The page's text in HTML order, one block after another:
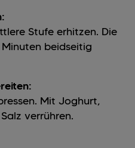
Stufe erhitzen. Die
beidseitig
Mit Joghurt,
verrühren.